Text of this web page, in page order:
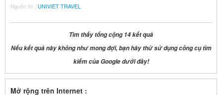
Nguồn tin : UNIVIET TRAVEL
Tìm thấy tổng cộng 14 kết quả
Nếu kết quả này không như mong đợi, bạn hãy thử sử dụng công cụ tìm
kiếm của Google dưới đây!
Mở rộng trên Internet :